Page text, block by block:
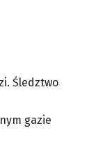
Śledztwo
gazie